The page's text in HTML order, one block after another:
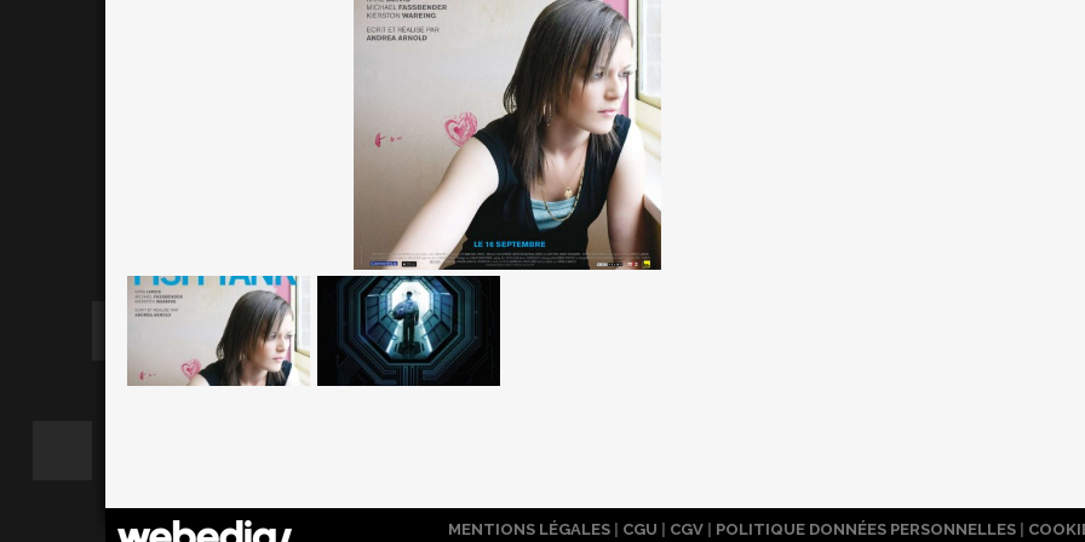
MENTIONS LÉGALES CGU CGV POLITIQUE DONNÉES PERSONNELLES